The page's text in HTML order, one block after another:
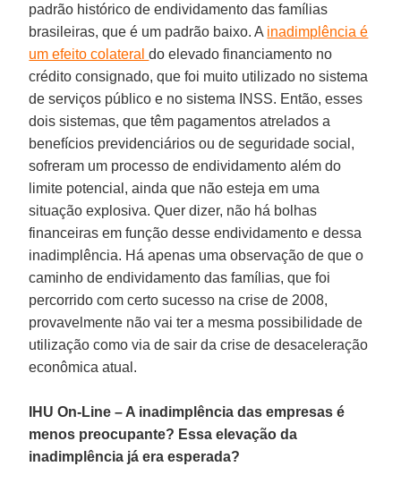
padrão histórico de endividamento das famílias
brasileiras, que é um padrão baixo. A inadimplência é
um efeito colateraldo elevado financiamento no
crédito consignado, que foi muito utilizado no sistema
de serviços público e no sistema INSS. Então, esses
dois sistemas, que têm pagamentos atrelados a
benefícios previdenciários ou de seguridade social,
sofreram um processo de endividamento além do
limite potencial, ainda que não esteja em uma
situação explosiva. Quer dizer, não há bolhas
financeiras em função desse endividamento e dessa
inadimplência. Há apenas uma observação de que o
caminho de endividamento das famílias, que foi
percorrido com certo sucesso na crise de 2008,
provavelmente não vai ter a mesma possibilidade de
utilização como via de sair da crise de desaceleração
econômica atual.
IHU On-Line– A inadimplência das empresas é
menos preocupante? Essa elevação da
inadimplência já era esperada?